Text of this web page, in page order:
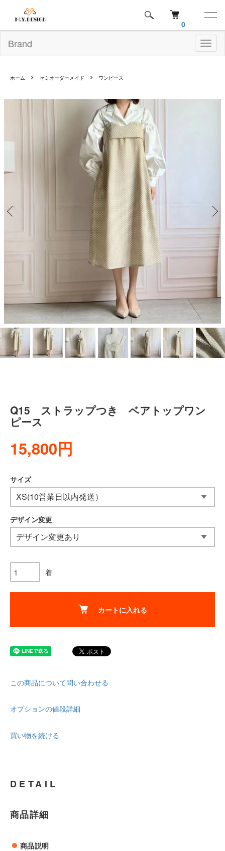
Brand
0
ホーム セミオーダーメイド ワンピース
Q15 ストラップつき ベアトップワン
ピース
15,800円
サイズ
デザイン変更
着
カートに入れる
この商品について問い合わせる
オプションの値段詳細
買い物を続ける
DETAIL
商品詳細
商品説明